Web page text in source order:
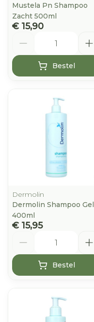
Mustela Pn Shampoo
Zacht 500ml
€ 15,90
Bestel
Dermolin
Dermolin Shampoo Gel
400ml
€ 15,95
Bestel